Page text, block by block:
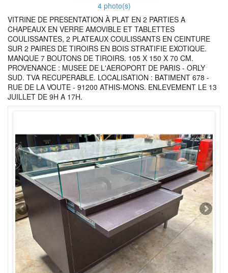
4 photo(s)
VITRINE DE PRESENTATION À PLAT EN 2 PARTIES A
CHAPEAUX EN VERRE AMOVIBLE ET TABLETTES
COULISSANTES, 2 PLATEAUX COULISSANTS EN CEINTURE
SUR 2 PAIRES DE TIROIRS EN BOIS STRATIFIE EXOTIQUE.
MANQUE 7 BOUTONS DE TIROIRS. 105 X 150 X 70 CM.
PROVENANCE : MUSEE DE L'AEROPORT DE PARIS - ORLY
SUD. TVA RECUPERABLE. LOCALISATION : BATIMENT 678 -
RUE DE LA VOUTE - 91200 ATHIS-MONS. ENLEVEMENT LE 13
JUILLET DE 9H A 17H.